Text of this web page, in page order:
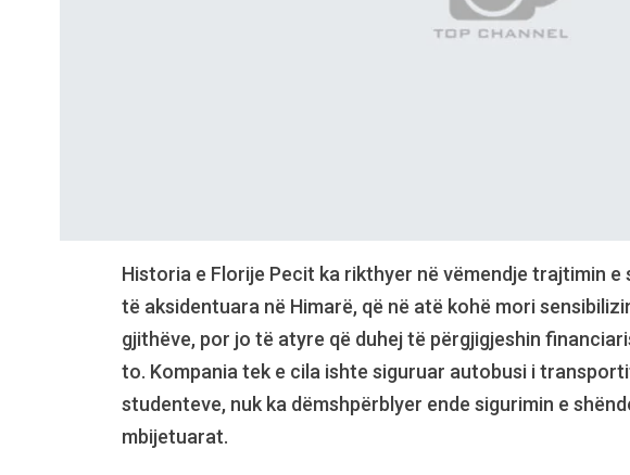
Historia e Florije Pecit ka rikthyer në vëmendje trajtimin e
të aksidentuara në Himarë, që në atë kohë mori
gjithëve, por jo të atyre që duhej të përgjigjeshin
to. Kompania tek e cila ishte siguruar autobusi i
studenteve, nuk ka dëmshpërblyer ende sigurimin e
mbijetuarat.